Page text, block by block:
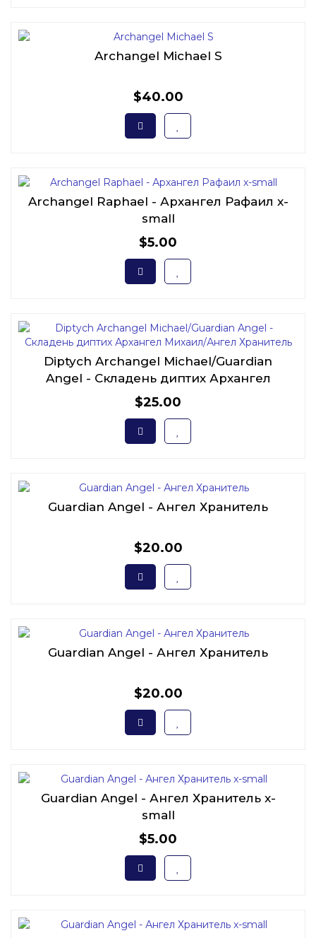
Archangel Michael S
$40.00
Archangel Raphael - Архангел Рафаил x-
small
$5.00
Diptych Archangel Michael/Guardian
Angel - Складень диптих Архангел
Михаил/Ангел Хранитель
$25.00
Guardian Angel - Ангел Хранитель
$20.00
Guardian Angel - Ангел Хранитель
$20.00
Guardian Angel - Ангел Хранитель x-
small
$5.00